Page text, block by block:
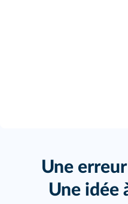
Une
Une idée